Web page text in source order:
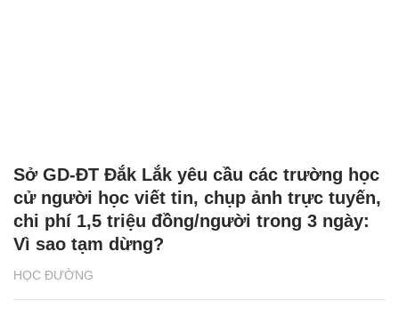
HỌC ĐƯỜNG
Sở GD-ĐT Đắk Lắk yêu cầu các trường học
cử người học viết tin, chụp ảnh trực tuyến,
chi phí 1,5 triệu đồng/người trong 3 ngày:
Vì sao tạm dừng?